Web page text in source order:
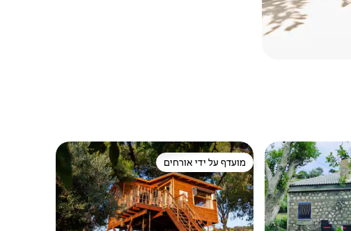
מועדף על ידי אורחים
מועדף על ידי אורחים